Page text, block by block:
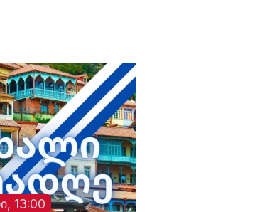
შეხვედრაზე ჩინეთს
„ირანის ახლო მეგობარი“
უწოდა. „არსებულ
ვითარებაში, ჩვენს
ქვეყნებს შორის
ორმხრივი
თანამშრომლობა კიდევ
უფრო გაძლიერდება“, -
განაცხადა აბას არაღჩიმ.
13:00